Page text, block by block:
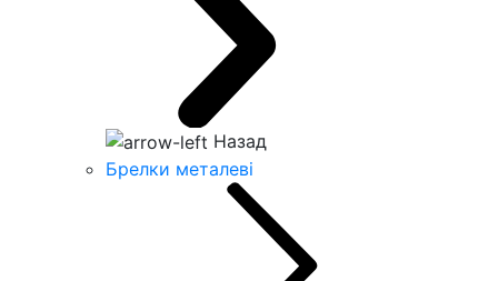
Назад
Брелки металеві